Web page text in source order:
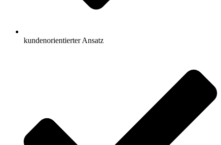
kundenorientierter Ansatz